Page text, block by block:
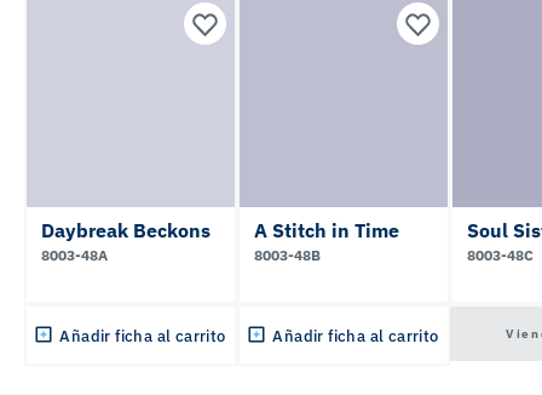
Daybreak Beckons
8003-48A
Añadir ficha al carrito
A Stitch in Time
8003-48B
Añadir ficha al carrito
Soul
8003-48C